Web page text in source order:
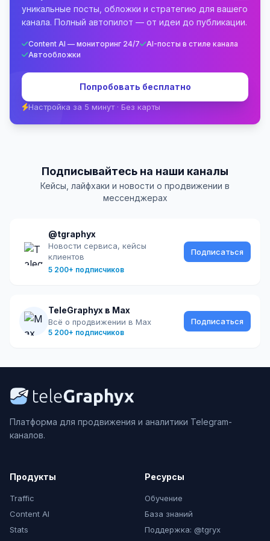
уникальные посты, обложки и стратегию для вашего
канала. Полный автопилот — от идеи до публикации.
Content AI — мониторинг 24/7
AI-посты в стиле канала
Автообложки
Попробовать бесплатно
Настройка за 5 минут · Без карты
Подписывайтесь на наши каналы
Кейсы, лайфхаки и новости о продвижении в
мессенджерах
@tgraphyx
Новости сервиса, кейсы
клиентов
5 200+ подписчиков
Подписаться
TeleGraphyx в Max
Всё о продвижении в Max
5 200+ подписчиков
Подписаться
Платформа для продвижения и аналитики Telegram-
каналов.
Продукты
Traffic
Content AI
Stats
Ресурсы
Обучение
База знаний
Поддержка: @tgryx